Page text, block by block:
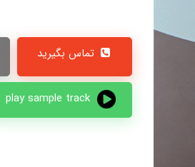
تماس بگیرید